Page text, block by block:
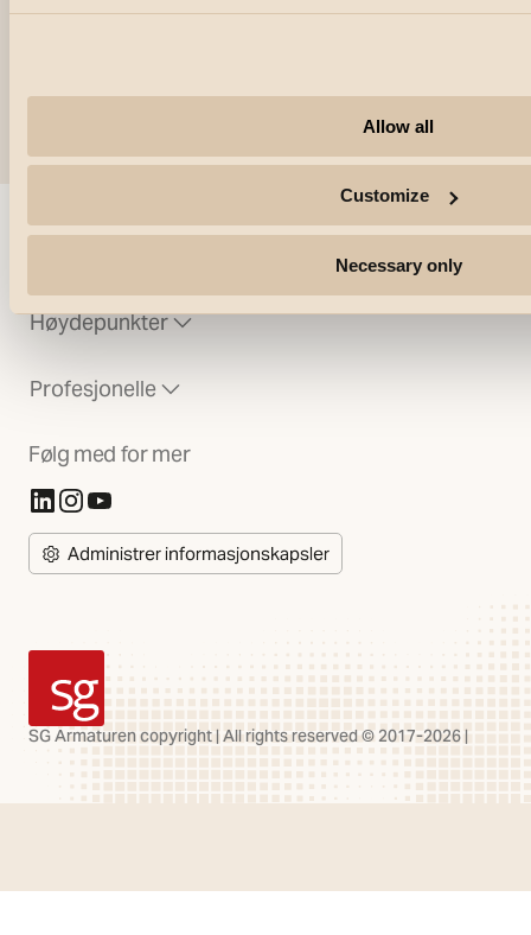
Allow all
Customize
Necessary only
Høydepunkter
Profesjonelle
Følg med for mer
(Åpnes i ny fane)
(Åpnes i ny fane)
(Åpnes i ny fane)
Administrer informasjonskapsler
SG Armaturen
SG Armaturen copyright | All rights reserved © 2017-2026 |